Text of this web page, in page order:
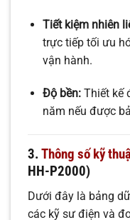
Tiết kiệm nhiên
trực tiếp tối ưu
vận hành.
Độ bền:Thiết kế
năm nếu được
3.Thông số kỹ
HH-P2000)
Dưới đây là bảng
các kỹ sư điện và